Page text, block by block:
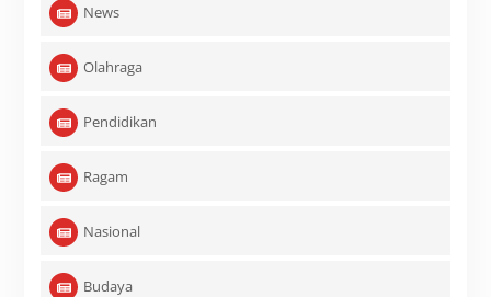
News
Olahraga
Pendidikan
Ragam
Nasional
Budaya